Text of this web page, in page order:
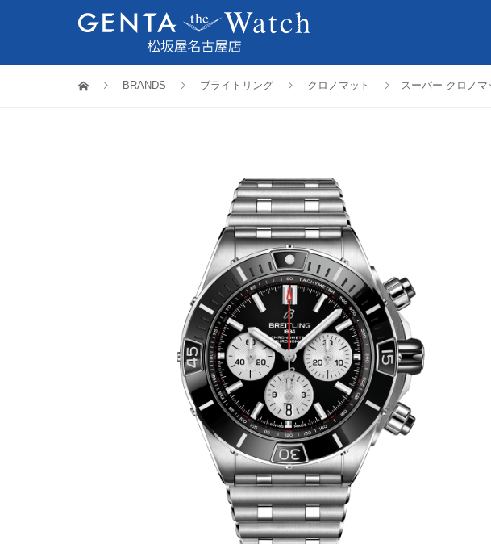
BRANDS ブライトリング クロノマット スーパー クロノ